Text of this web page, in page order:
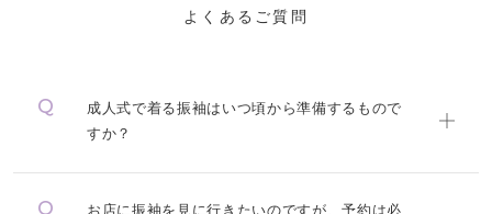
よくあるご質問
成人式で着る振袖はいつ頃から準備するもので
すか？
お店に振袖を見に行きたいのですが、予約は必